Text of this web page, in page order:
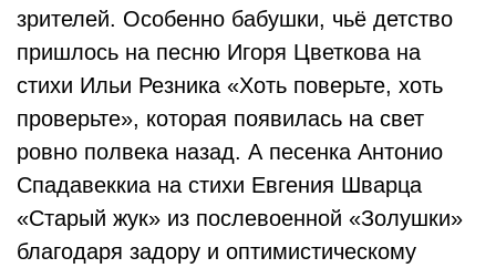
зрителей. Особенно бабушки, чьё детство
пришлось на песню Игоря Цветкова на
стихи Ильи Резника «Хоть поверьте, хоть
проверьте», которая появилась на свет
ровно полвека назад. А песенка Антонио
Спадавеккиа на стихи Евгения Шварца
«Старый жук» из послевоенной «Золушки»
благодаря задору и оптимистическому